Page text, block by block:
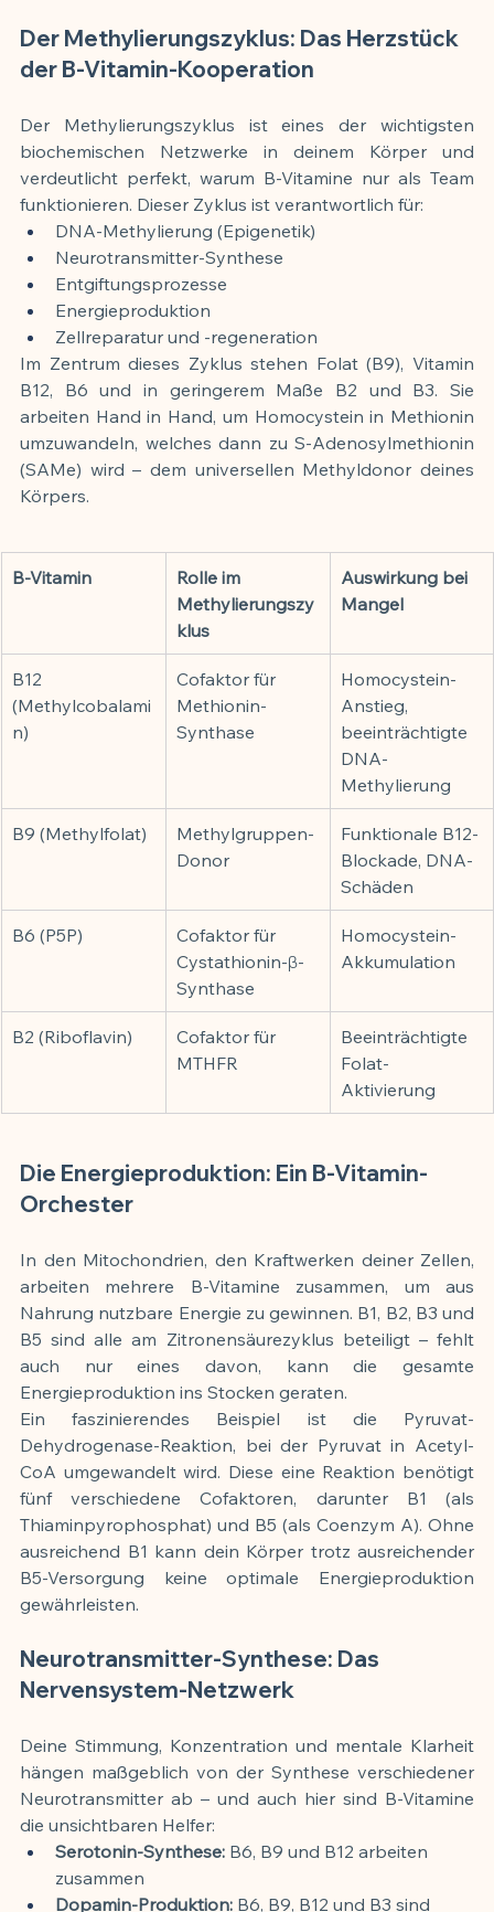
Der Methylierungszyklus: Das Herzstück
der B-Vitamin-Kooperation
Der Methylierungszyklus ist eines der wichtigsten
biochemischen Netzwerke in deinem Körper und
verdeutlicht perfekt, warum B-Vitamine nur als Team
funktionieren. Dieser Zyklus ist verantwortlich für:
DNA-Methylierung (Epigenetik)
Neurotransmitter-Synthese
Entgiftungsprozesse
Energieproduktion
Zellreparatur und -regeneration
Im Zentrum dieses Zyklus stehen Folat (B9), Vitamin
B12, B6 und in geringerem Maße B2 und B3. Sie
arbeiten Hand in Hand, um Homocystein in Methionin
umzuwandeln, welches dann zu S-Adenosylmethionin
(SAMe) wird – dem universellen Methyldonor deines
Körpers.
B-Vitamin
Rolle im
Methylierungszy
klus
Auswirkung bei
Mangel
B12
(Methylcobalami
n)
Cofaktor für
Methionin-
Synthase
Homocystein-
Anstieg,
beeinträchtigte
DNA-
Methylierung
B9 (Methylfolat)
Methylgruppen-
Donor
Funktionale B12-
Blockade, DNA-
Schäden
B6 (P5P)
Cofaktor für
Cystathionin-β-
Synthase
Homocystein-
Akkumulation
B2 (Riboflavin)
Cofaktor für
MTHFR
Beeinträchtigte
Folat-
Aktivierung
Die Energieproduktion: Ein B-Vitamin-
Orchester
In den Mitochondrien, den Kraftwerken deiner Zellen,
arbeiten mehrere B-Vitamine zusammen, um aus
Nahrung nutzbare Energie zu gewinnen. B1, B2, B3 und
B5 sind alle am Zitronensäurezyklus beteiligt – fehlt
auch nur eines davon, kann die gesamte
Energieproduktion ins Stocken geraten.
Ein faszinierendes Beispiel ist die Pyruvat-
Dehydrogenase-Reaktion, bei der Pyruvat in Acetyl-
CoA umgewandelt wird. Diese eine Reaktion benötigt
fünf verschiedene Cofaktoren, darunter B1 (als
Thiaminpyrophosphat) und B5 (als Coenzym A). Ohne
ausreichend B1 kann dein Körper trotz ausreichender
B5-Versorgung keine optimale Energieproduktion
gewährleisten.
Neurotransmitter-Synthese: Das
Nervensystem-Netzwerk
Deine Stimmung, Konzentration und mentale Klarheit
hängen maßgeblich von der Synthese verschiedener
Neurotransmitter ab – und auch hier sind B-Vitamine
die unsichtbaren Helfer:
Serotonin-Synthese: B6, B9 und B12 arbeiten
zusammen
Dopamin-Produktion: B6, B9, B12 und B3 sind